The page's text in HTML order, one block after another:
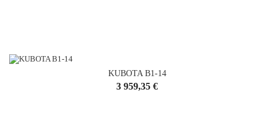
KUBOTA B1-14
Cena
3 959,35 €